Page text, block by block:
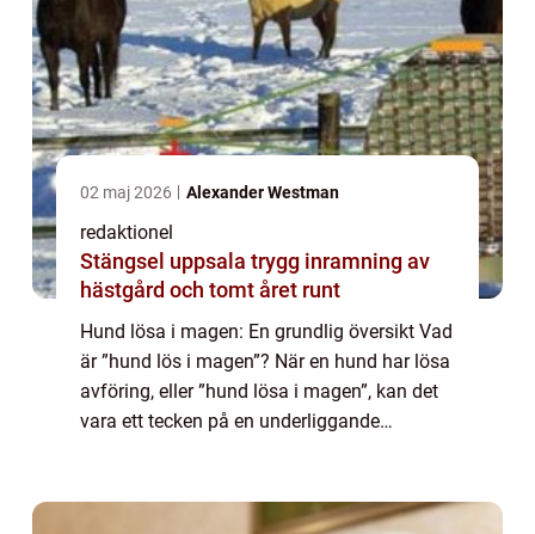
02 maj 2026 Alexander Westman
redaktionel
Stängsel uppsala trygg inramning av
hästgård och tomt året runt
Hund lösa i magen: En grundlig översikt Vad
är ”hund lös i magen”? När en hund har lösa
avföring, eller ”hund lösa i magen”, kan det
vara ett tecken på en underliggande